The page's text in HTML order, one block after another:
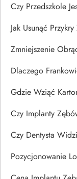
Czy Przedszkole
Jak Usunąć
Zmniejszenie
Dlaczego
Gdzie Wziąć
Czy Implanty
Czy Dentysta
Pozycjonowanie